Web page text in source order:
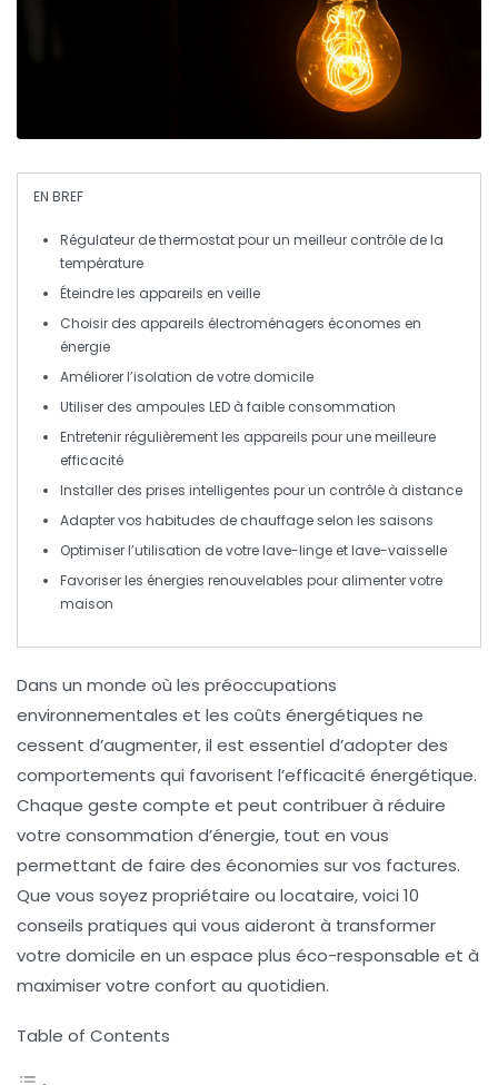
EN BREF
Régulateur de thermostatpour un meilleur contrôle de la
température
Éteindre les appareils en veille
Choisir des appareils électroménagers économes en
énergie
Améliorer l’isolation de votre domicile
Utiliser des ampoules LED à faible consommation
Entretenir régulièrement les appareils pour une meilleure
efficacité
Installer des prises intelligentes pour un contrôle à distance
Adapter vos habitudes de chauffage selon les saisons
Optimiser l’utilisation de votrelave-linge et lave-vaisselle
Favoriser les énergies renouvelables pour alimenter votre
maison
Dans un monde où les préoccupations
environnementales et les coûts énergétiques ne
cessent d’augmenter, il est essentiel d’adopter des
comportements qui favorisent l’efficacité énergétique.
Chaque geste compte et peut contribuer à réduire
votre consommation d’énergie, tout en vous
permettant de faire des économies sur vos factures.
Que vous soyez propriétaire ou locataire, voici 10
conseils pratiques qui vous aideront à transformer
votre domicile en un espace plus éco-responsable et à
maximiser votre confort au quotidien.
Table of Contents